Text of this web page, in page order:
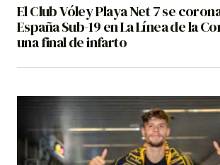
El Club Vóley Playa Net 7 se
España Sub-19 en La Línea de la
una final de infarto